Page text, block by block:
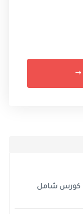
دورة فوتوشوب Photoshop cs6 & cc | كورس شامل